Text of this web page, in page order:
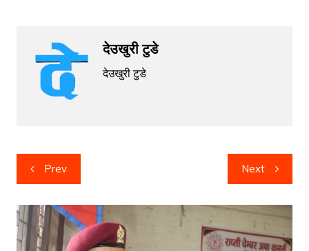
देउखुरी टुडे
देउखुरी टुडे
Post
navigation
Prev Next